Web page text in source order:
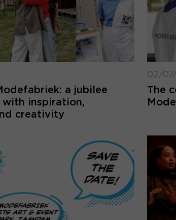
a jubilee
inspiration,
creativity
02/
The